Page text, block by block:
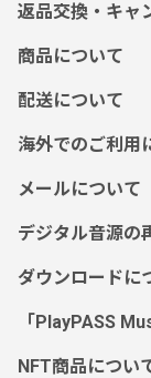
返品交換・キャ
商品について
配送について
海外でのご利用
メールについて
デジタル音源の
ダウンロードに
「PlayPASS
NFT商品につい